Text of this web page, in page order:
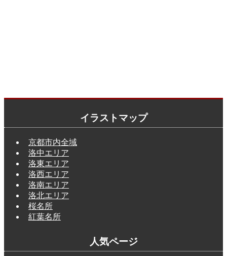
イラストマップ
京都市内全域
洛中エリア
洛東エリア
洛西エリア
洛南エリア
洛北エリア
桜名所
紅葉名所
人気ページ